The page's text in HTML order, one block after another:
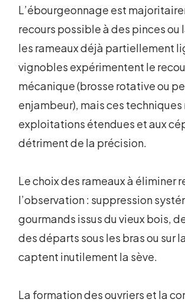
L’ébourgeonnage est
recours possible à des pinces
les rameaux déjà partiellement
vignobles expérimentent le
mécanique (brosse rotative ou
enjambeur), mais ces
exploitations étendues et aux
détriment de la précision.
Le choix des rameaux à éliminer
l’observation : suppression
gourmands issus du vieux bois,
des départs sous les bras ou sur
captent inutilement la sève.
La formation des ouvriers et la